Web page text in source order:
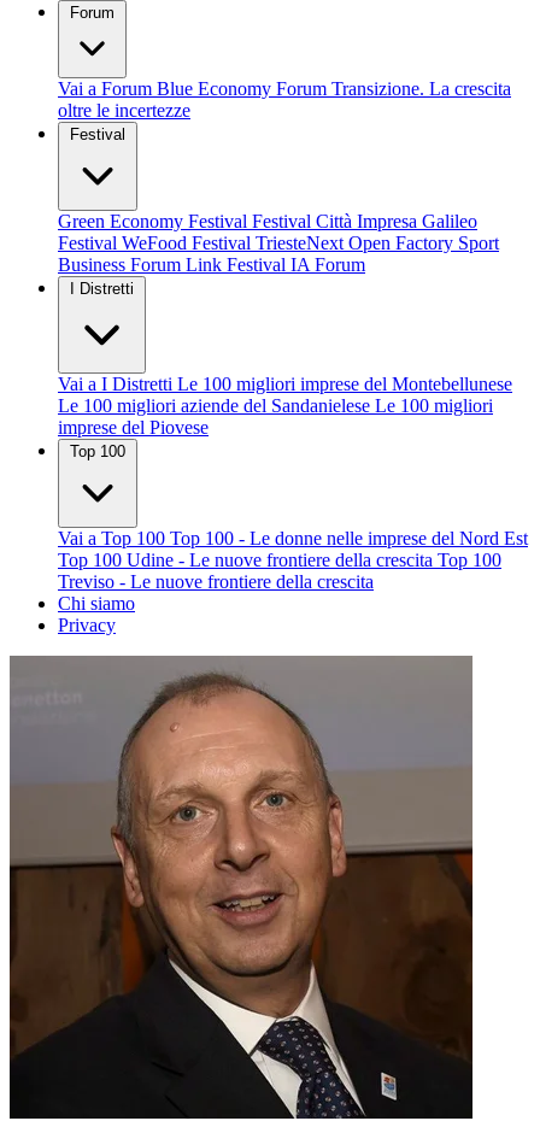
Forum
Vai a Forum Blue Economy Forum Transizione. La crescita
oltre le incertezze
Festival
Green Economy Festival Festival Città Impresa Galileo
Festival WeFood Festival TriesteNext Open Factory Sport
Business Forum Link Festival IA Forum
I Distretti
Vai a I Distretti Le 100 migliori imprese del Montebellunese
Le 100 migliori aziende del Sandanielese Le 100 migliori
imprese del Piovese
Top 100
Vai a Top 100 Top 100 - Le donne nelle imprese del Nord Est
Top 100 Udine - Le nuove frontiere della crescita Top 100
Treviso - Le nuove frontiere della crescita
Chi siamo
Privacy